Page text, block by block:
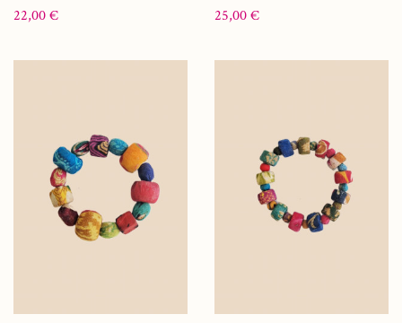
Prix
22,00 € Prix
25,00 €